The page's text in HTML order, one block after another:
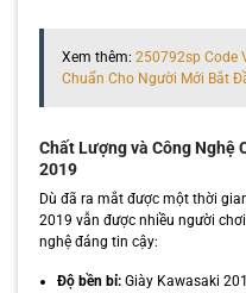
Xem thêm: 250792sp Code
Chuẩn Cho Người Mới Bắt
Chất Lượng và Công Nghệ
2019
Dù đã ra mắt được một thời
2019 vẫn được nhiều người
nghệ đáng tin cậy:
Độ bền bỉ:Giày Kawasaki